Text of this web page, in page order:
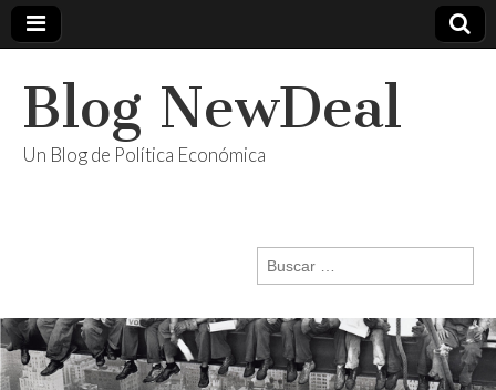
Blog NewDeal
Un Blog de Política Económica
Buscar: